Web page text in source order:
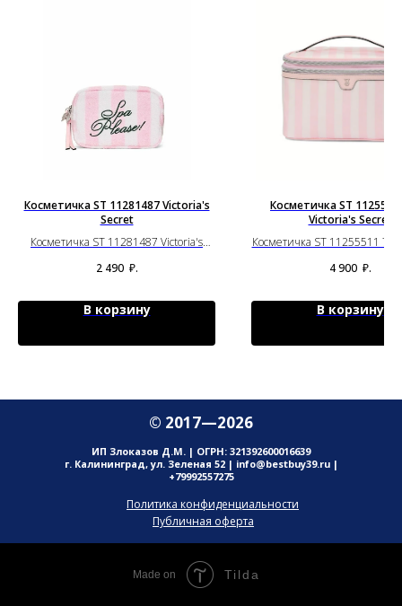
Косметичка ST 11281487 Victoria's
Secret
Косметичка ST 11281487 Victoria's
2 490 ₽.
В корзину
Косметичка ST
Victoria's Secret
Косметичка ST 11255511
4 900 ₽.
В корзину
© 2017—2026
ИП Злоказов Д.М. | ОГРН: 321392600016639
г. Калининград, ул. Зеленая 52 | info@bestbuy39.ru |
+79992557275
Политика конфиденциальности
Публичная оферта
Made on Tilda